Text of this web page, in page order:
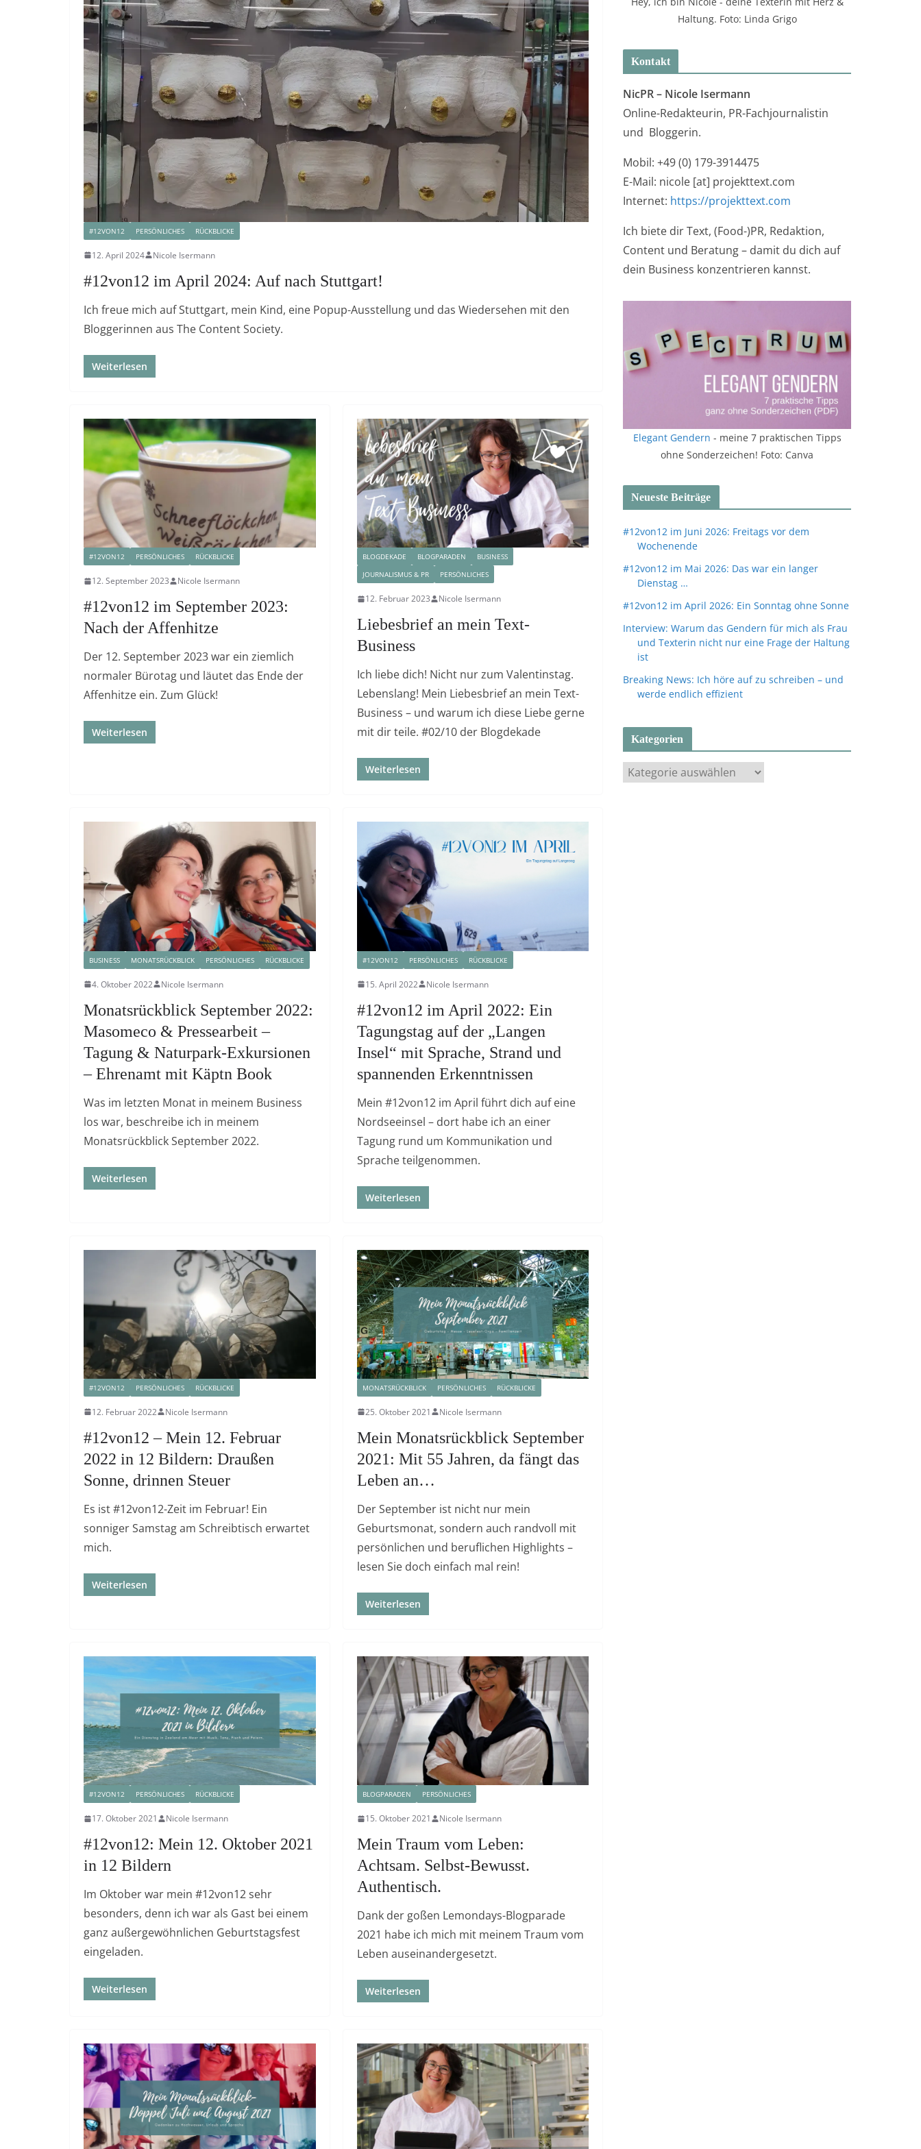
#12VON12 PERSÖNLICHES RÜCKBLICKE
12. April 2024 Nicole Isermann
#12von12 im April 2024: Auf nach Stuttgart!
Ich freue mich auf Stuttgart, mein Kind, eine Popup-Ausstellung und das Wiedersehen mit den
Bloggerinnen aus The Content Society.
Weiterlesen
#12VON12 PERSÖNLICHES RÜCKBLICKE
12. September 2023 Nicole Isermann
#12von12 im September 2023:
Nach der Affenhitze
Der 12. September 2023 war ein ziemlich
normaler Bürotag und läutet das Ende der
Affenhitze ein. Zum Glück!
Weiterlesen
BLOGDEKADE BLOGPARADEN
BUSINESS
JOURNALISMUS & PR
PERSÖNLICHES
12. Februar 2023 Nicole Isermann
Liebesbrief an mein Text-
Business
Ich liebe dich! Nicht nur zum Valentinstag.
Lebenslang! Mein Liebesbrief an mein Text-
Business – und warum ich diese Liebe gerne
mit dir teile. #02/10 der Blogdekade
Weiterlesen
BUSINESS MONATSRÜCKBLICK PERSÖNLICHES RÜCKBLICKE
4. Oktober 2022 Nicole Isermann
Monatsrückblick September 2022:
Masomeco & Pressearbeit –
Tagung & Naturpark-Exkursionen
– Ehrenamt mit Käptn Book
Was im letzten Monat in meinem Business
los war, beschreibe ich in meinem
Monatsrückblick September 2022.
Weiterlesen
#12VON12 PERSÖNLICHES RÜCKBLICKE
15. April 2022 Nicole Isermann
#12von12 im April 2022: Ein
Tagungstag auf der „Langen
Insel“ mit Sprache, Strand und
spannenden Erkenntnissen
Mein #12von12 im April führt dich auf eine
Nordseeinsel – dort habe ich an einer
Tagung rund um Kommunikation und
Sprache teilgenommen.
Weiterlesen
#12VON12 PERSÖNLICHES RÜCKBLICKE
12. Februar 2022 Nicole Isermann
#12von12 – Mein 12. Februar
2022 in 12 Bildern: Draußen
Sonne, drinnen Steuer
Es ist #12von12-Zeit im Februar! Ein
sonniger Samstag am Schreibtisch erwartet
mich.
Weiterlesen
MONATSRÜCKBLICK PERSÖNLICHES RÜCKBLICKE
25. Oktober 2021 Nicole Isermann
Mein Monatsrückblick September
2021: Mit 55 Jahren, da fängt das
Leben an…
Der September ist nicht nur mein
Geburtsmonat, sondern auch randvoll mit
persönlichen und beruflichen Highlights –
lesen Sie doch einfach mal rein!
Weiterlesen
#12VON12 PERSÖNLICHES RÜCKBLICKE
17. Oktober 2021 Nicole Isermann
#12von12: Mein 12. Oktober 2021
in 12 Bildern
Im Oktober war mein #12von12 sehr
besonders, denn ich war als Gast bei einem
ganz außergewöhnlichen Geburtstagsfest
eingeladen.
Weiterlesen
BLOGPARADEN PERSÖNLICHES
15. Oktober 2021 Nicole Isermann
Mein Traum vom Leben:
Achtsam. Selbst-Bewusst.
Authentisch.
Dank der goßen Lemondays-Blogparade
2021 habe ich mich mit meinem Traum vom
Leben auseinandergesetzt.
Weiterlesen
Haltung. Foto: Linda Grigo
Kontakt
NicPR – Nicole Isermann
Online-Redakteurin, PR-Fachjournalistin
und Bloggerin.
Mobil: +49 (0) 179-3914475
E-Mail: nicole [at] projekttext.com
Internet: https://projekttext.com
Ich biete dir Text, (Food-)PR, Redaktion,
Content und Beratung – damit du dich auf
dein Business konzentrieren kannst.
Elegant Gendern - meine 7 praktischen Tipps
ohne Sonderzeichen! Foto: Canva
Neueste Beiträge
#12von12 im Juni 2026: Freitags vor dem
Wochenende
#12von12 im Mai 2026: Das war ein langer
Dienstag …
#12von12 im April 2026: Ein Sonntag ohne Sonne
Interview: Warum das Gendern für mich als Frau
und Texterin nicht nur eine Frage der Haltung
ist
Breaking News: Ich höre auf zu schreiben – und
werde endlich effizient
Kategorien
a